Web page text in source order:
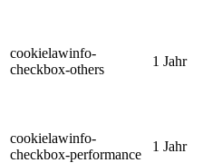
cookielawinfo-
checkbox-others
1 Jahr
cookielawinfo-
checkbox-performance
1 Jahr